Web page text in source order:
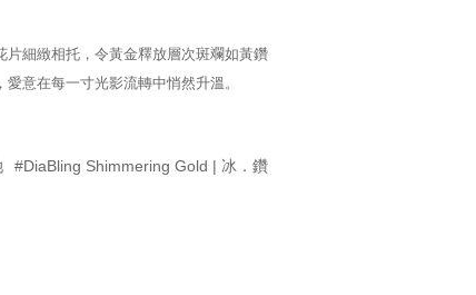
片細緻相托，令黃金釋放層次斑斕如黃鑽
意在每一寸光影流轉中悄然升溫。
#DiaBling Shimmering Gold | 冰．鑽